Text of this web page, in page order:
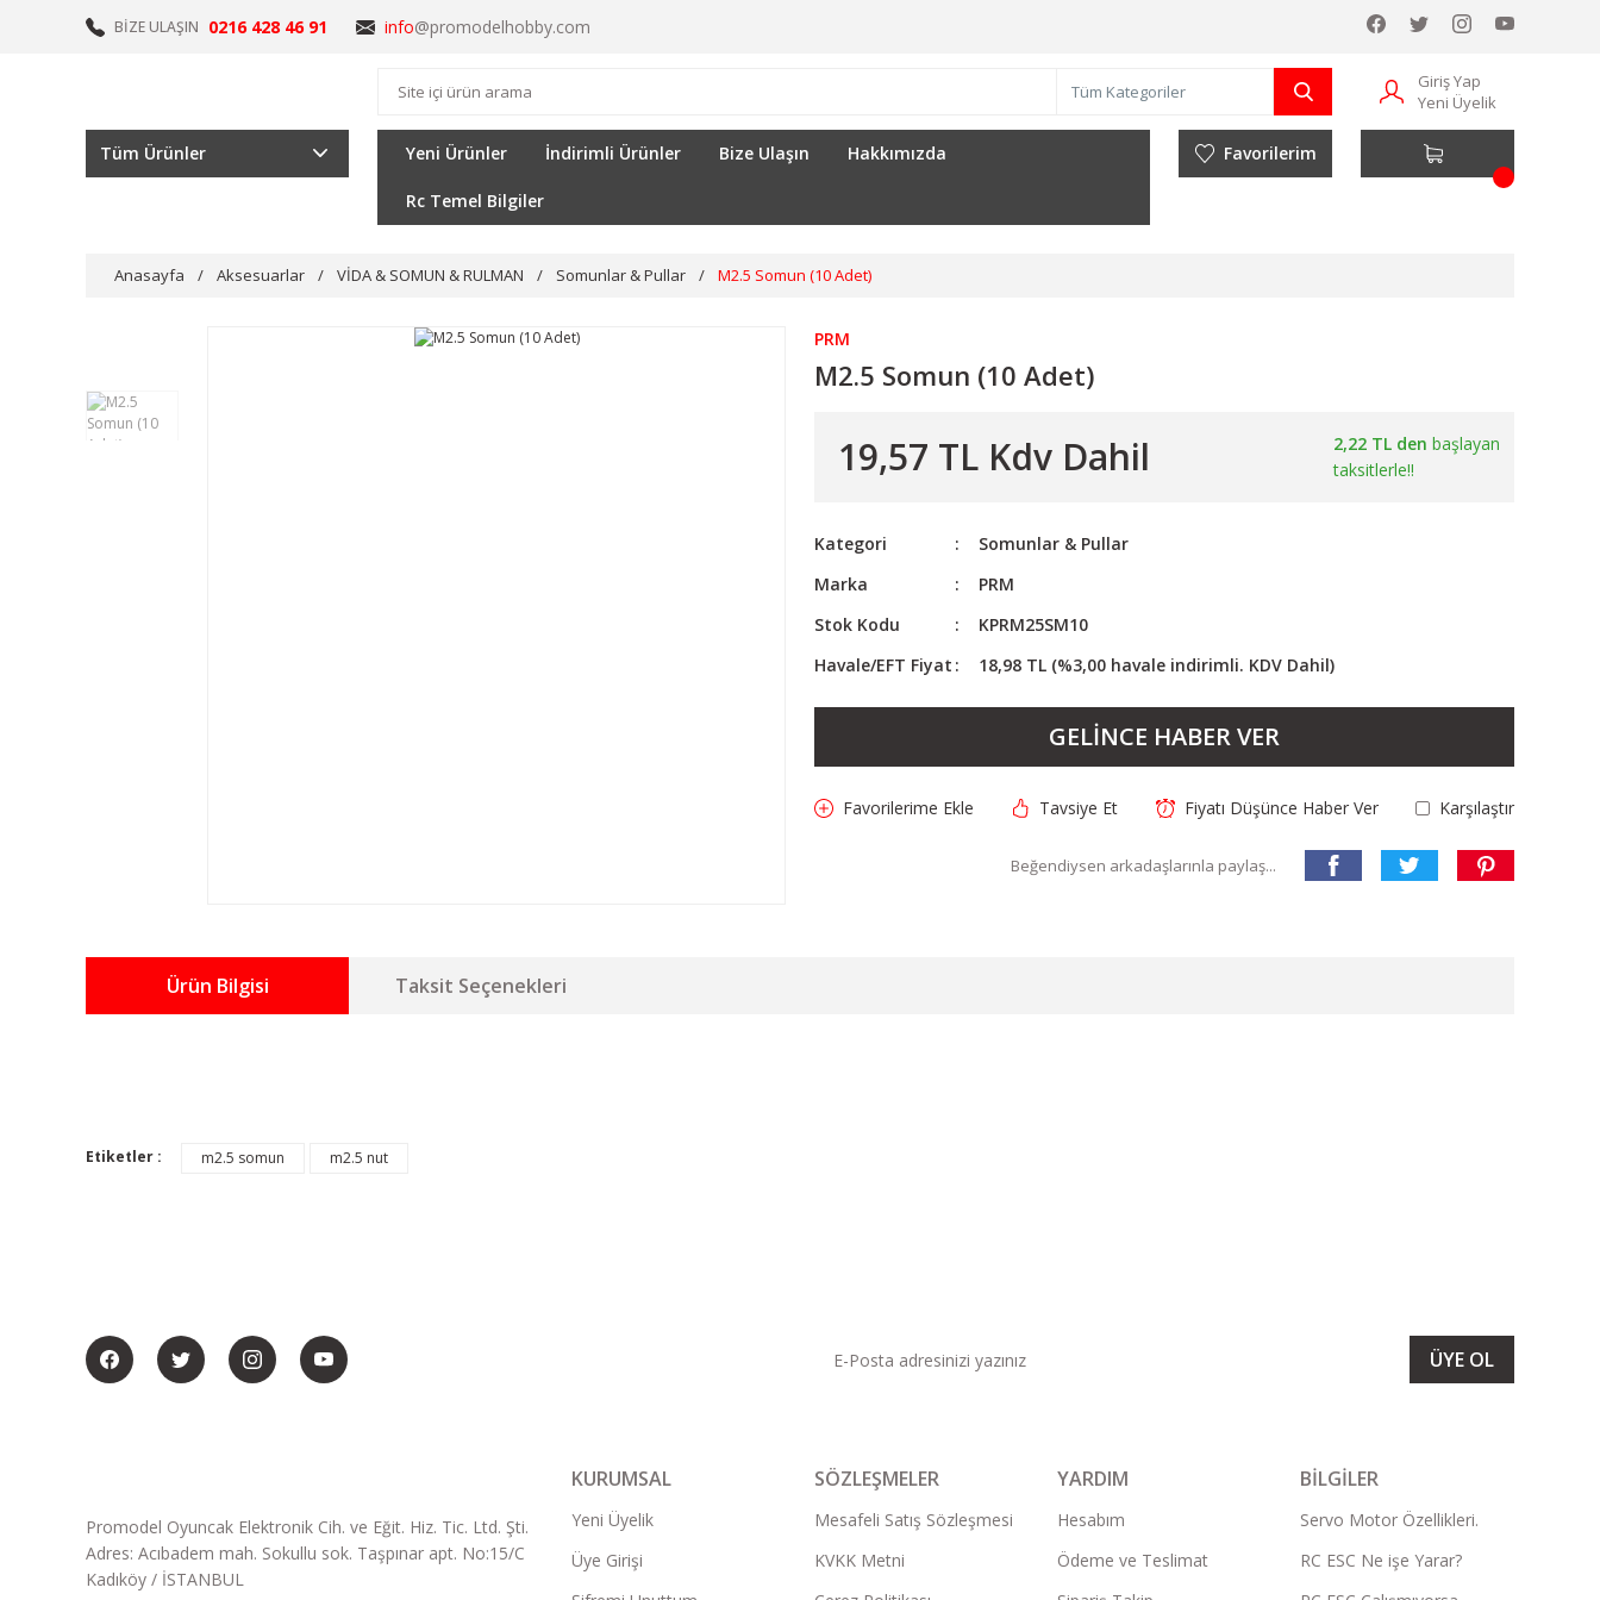
BİZE ULAŞIN 0216 428 46 91 info@promodelhobby.com
Giriş Yap
Yeni Üyelik
Tüm Ürünler Yeni Ürünler İndirimli Ürünler Bize Ulaşın Hakkımızda
Rc Temel Bilgiler
Favorilerim
Anasayfa Aksesuarlar VİDA & SOMUN & RULMAN Somunlar & Pullar M2.5 Somun (10 Adet)
PRM
M2.5 Somun (10 Adet)
19,57 TL Kdv Dahil 2,22 TL den başlayan
taksitlerle!!
Kategori
Somunlar & Pullar
Marka
PRM
Stok Kodu
KPRM25SM10
Havale/EFT Fiyat
18,98 TL (%3,00 havale indirimli. KDV Dahil)
GELİNCE HABER VER
Tavsiye Et Fiyatı Düşünce Haber Ver Karşılaştır
Beğendiysen arkadaşlarınla paylaş...
Ürün Bilgisi Taksit Seçenekleri
Etiketler : m2.5 somun m2.5 nut
ÜYE OL
Promodel Oyuncak Elektronik Cih. ve Eğit. Hiz. Tic. Ltd. Şti.
Adres: Acıbadem mah. Sokullu sok. Taşpınar apt. No:15/C
Kadıköy / İSTANBUL
KURUMSAL
Yeni Üyelik
Üye Girişi
SÖZLEŞMELER
Mesafeli Satış Sözleşmesi
KVKK Metni
YARDIM
Hesabım
Ödeme ve Teslimat
BİLGİLER
Servo Motor Özellikleri.
RC ESC Ne işe Yarar?